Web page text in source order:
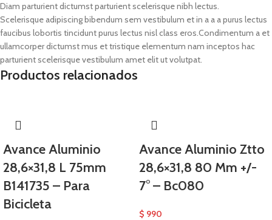
Diam parturient dictumst parturient scelerisque nibh lectus.
Scelerisque adipiscing bibendum sem vestibulum et in a a a purus lectus
faucibus lobortis tincidunt purus lectus nisl class eros.Condimentum a et
ullamcorper dictumst mus et tristique elementum nam inceptos hac
parturient scelerisque vestibulum amet elit ut volutpat.
Productos relacionados
Avance Aluminio
28,6×31,8 L 75mm
B141735 – Para
Bicicleta
Avance Aluminio Ztto
28,6×31,8 80 Mm +/-
7° – Bc080
$ 990